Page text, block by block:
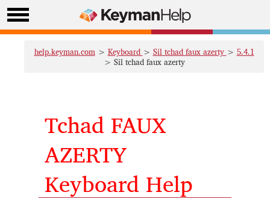
help.keyman.com > Keyboard > Sil tchad faux azerty > 5.4.1
> Sil tchad faux azerty
Tchad FAUX
AZERTY
Keyboard Help